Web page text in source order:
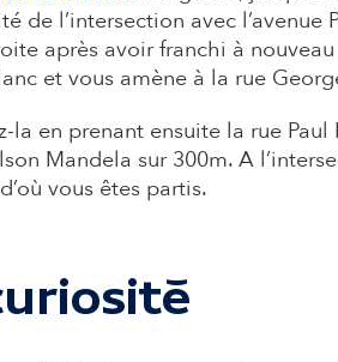
de l’intersection avec l’avenue
après avoir franchi à
et vous amène à la rue
la en prenant ensuite la rue
Mandela sur 300m. A
vous êtes partis.​